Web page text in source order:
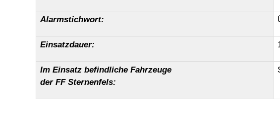
Alarmstichwort:
Einsatzdauer:
Im Einsatz befindliche Fahrzeuge
der FF Sternenfels: